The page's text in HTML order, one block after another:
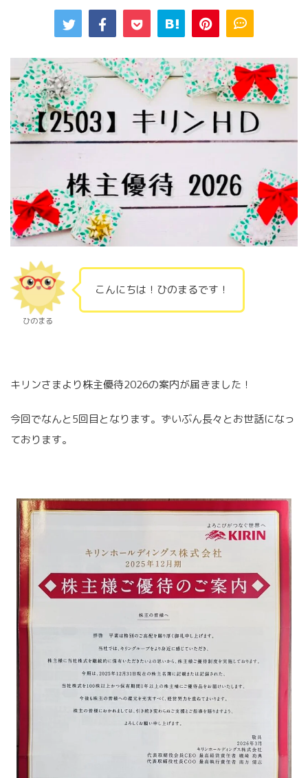
ひのまる
こんにちは！ひのまるです！
キリンさまより株主優待2026の案内が届きました！
今回でなんと5回目となります。ずいぶん長々とお世話になっ
ております。